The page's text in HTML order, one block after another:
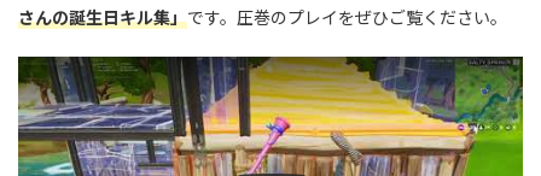
さんの誕生日キル集」です。圧巻のプレイをぜひご覧ください。
この動画を YouTube で視聴